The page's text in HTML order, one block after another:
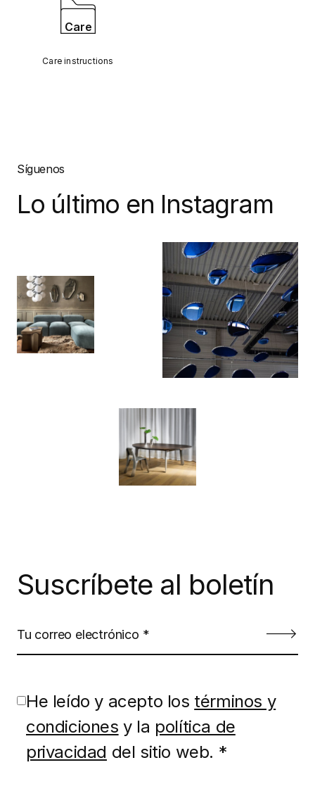
Care
Care instructions
Síguenos
Lo último en Instagram
Suscríbete al boletín
He leído y acepto los términos y
condiciones y la política de
privacidad del sitio web. *